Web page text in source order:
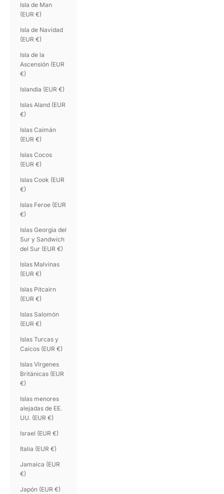
Isla de Man
(EUR €)
Isla de Navidad
(EUR €)
Isla de la
Ascensión (EUR
€)
Islandia (EUR €)
Islas Aland (EUR
€)
Islas Caimán
(EUR €)
Islas Cocos
(EUR €)
Islas Cook (EUR
€)
Islas Feroe (EUR
€)
Islas Georgia del
Sur y Sandwich
del Sur (EUR €)
Islas Malvinas
(EUR €)
Islas Pitcairn
(EUR €)
Islas Salomón
(EUR €)
Islas Turcas y
Caicos (EUR €)
Islas Vírgenes
Británicas (EUR
€)
Islas menores
alejadas de EE.
UU. (EUR €)
Israel (EUR €)
Italia (EUR €)
Jamaica (EUR
€)
Japón (EUR €)